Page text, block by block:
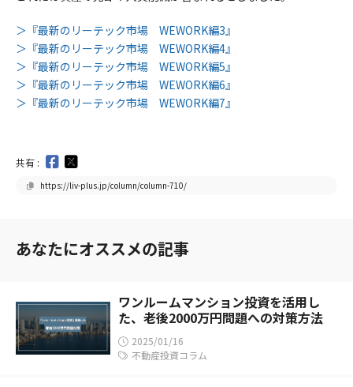
＞『最新のリーテック市場 WEWORK編3』
＞『最新のリーテック市場 WEWORK編4』
＞『最新のリーテック市場 WEWORK編5』
＞『最新のリーテック市場 WEWORK編6』
＞『最新のリーテック市場 WEWORK編7』
共有 :
https://liv-plus.jp/column/column-710/
あなたにオススメの記事
ワンルームマンション投資を活用し
た、老後2000万円問題への対策方法
2025/01/16
不動産投資コラム